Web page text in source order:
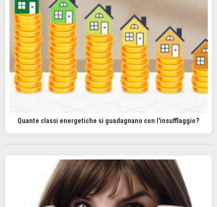
Quante classi energetiche si guadagnano con l'insufflaggio?